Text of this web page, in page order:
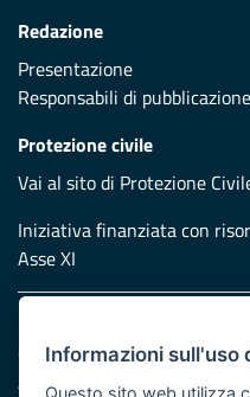
Redazione
Presentazione
Responsabili di pubblicazione
Protezione civile
Vai al sito di Protezione
Iniziativa finanziata con
Asse XI
Cookie e privacy
Atti di notifica
Informazioni sull'uso
Questo sito web utilizza